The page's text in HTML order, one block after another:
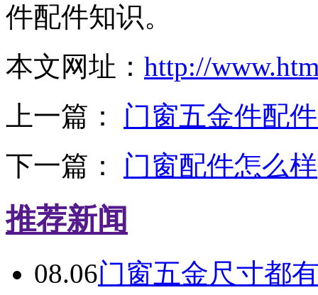
件配件知识。
本文网址： http://
上一篇： 门窗五金件配
下一篇： 门窗配件怎么样
推荐新闻
08.06门窗五金尺寸都